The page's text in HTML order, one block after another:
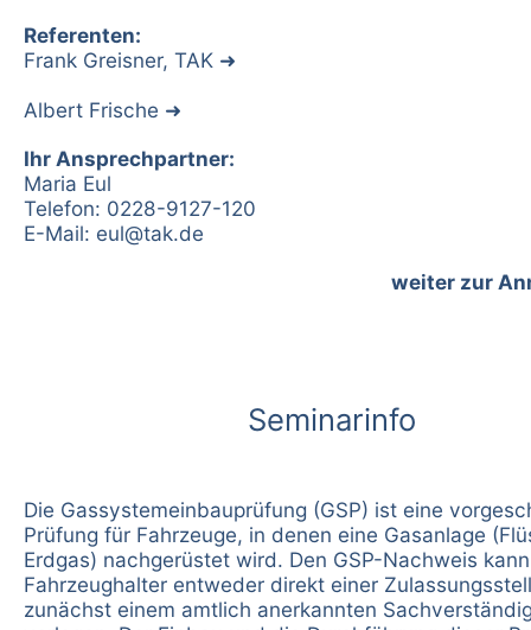
Referenten:
Frank Greisner, TAK
Albert Frische
Ihr Ansprechpartner:
Maria Eul
Telefon: 0228-9127-120
E-Mail: eul@tak.de
weiter zur
Seminarinfo
Die Gassystemeinbauprüfung (GSP) ist eine
Prüfung für Fahrzeuge, in denen eine Gasanlage
Erdgas) nachgerüstet wird. Den GSP-Nachweis
Fahrzeughalter entweder direkt einer
zunächst einem amtlich anerkannten